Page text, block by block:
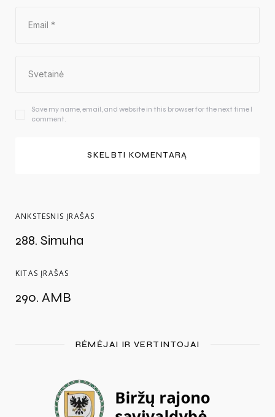
Save my name, email, and website in this browser for the next time I
comment.
ANKSTESNIS ĮRAŠAS
288. Simuha
KITAS ĮRAŠAS
290. AMB
RĖMĖJAI IR VERTINTOJAI